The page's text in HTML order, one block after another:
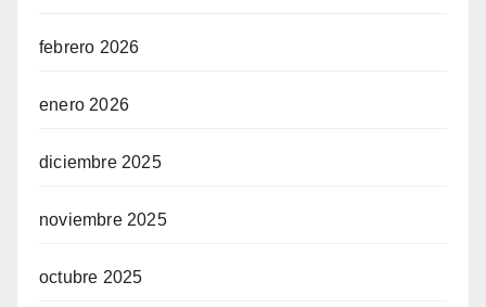
febrero 2026
enero 2026
diciembre 2025
noviembre 2025
octubre 2025